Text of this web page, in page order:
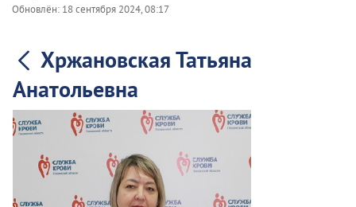
Обновлён: 18 сентября 2024, 08:17
Хржановская Татьяна
Анатольевна